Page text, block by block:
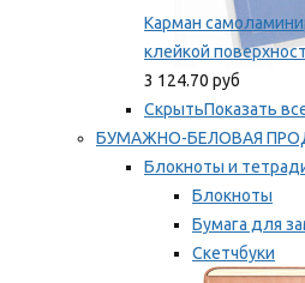
Карман
клейкой
3 124.70 руб
СкрытьПоказать
БУМАЖНО-БЕЛОВАЯ
Блокноты и
Блокноты
Бумага для
Скетчбуки